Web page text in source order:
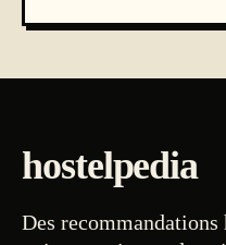
hostelpedia
Des recommandations